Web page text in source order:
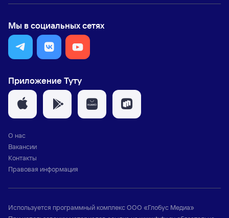
Мы в социальных сетях
Приложение Туту
О нас
Вакансии
Контакты
Правовая информация
Используется программный комплексООО «Глобус Медиа»